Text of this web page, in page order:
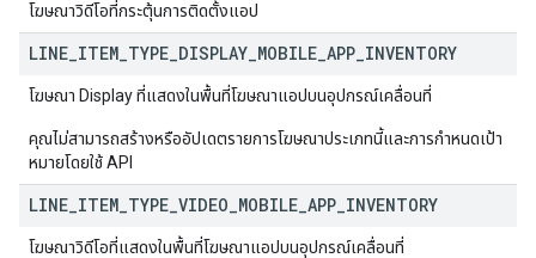
โฆษณาวิดีโอที่กระตุ้นการติดตั้งแอป
LINE ITEM TYPE DISPLAY MOBILE APP INVENTORY
โฆษณา Display ที่แสดงในพื้นที่โฆษณาแอปบนอุปกรณ์เคลื่อนที่
คุณไม่สามารถสร้างหรืออัปเดตรายการโฆษณาประเภทนี้และการกำหนดเป้า
หมายโดยใช้ API
LINE ITEM TYPE VIDEO MOBILE APP INVENTORY
โฆษณาวิดีโอที่แสดงในพื้นที่โฆษณาแอปบนอุปกรณ์เคลื่อนที่